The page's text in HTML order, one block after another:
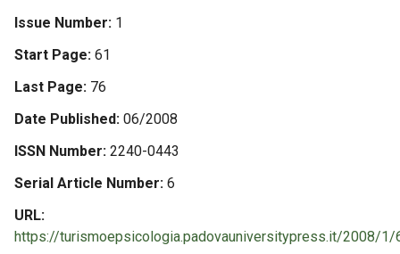
Issue Number 1
Start Page 61
Last Page 76
Date Published 06/2008
ISSN Number 2240-0443
Serial Article Number 6
URL
https://turismoepsicologia.padovauniversitypress.it/2008/1/